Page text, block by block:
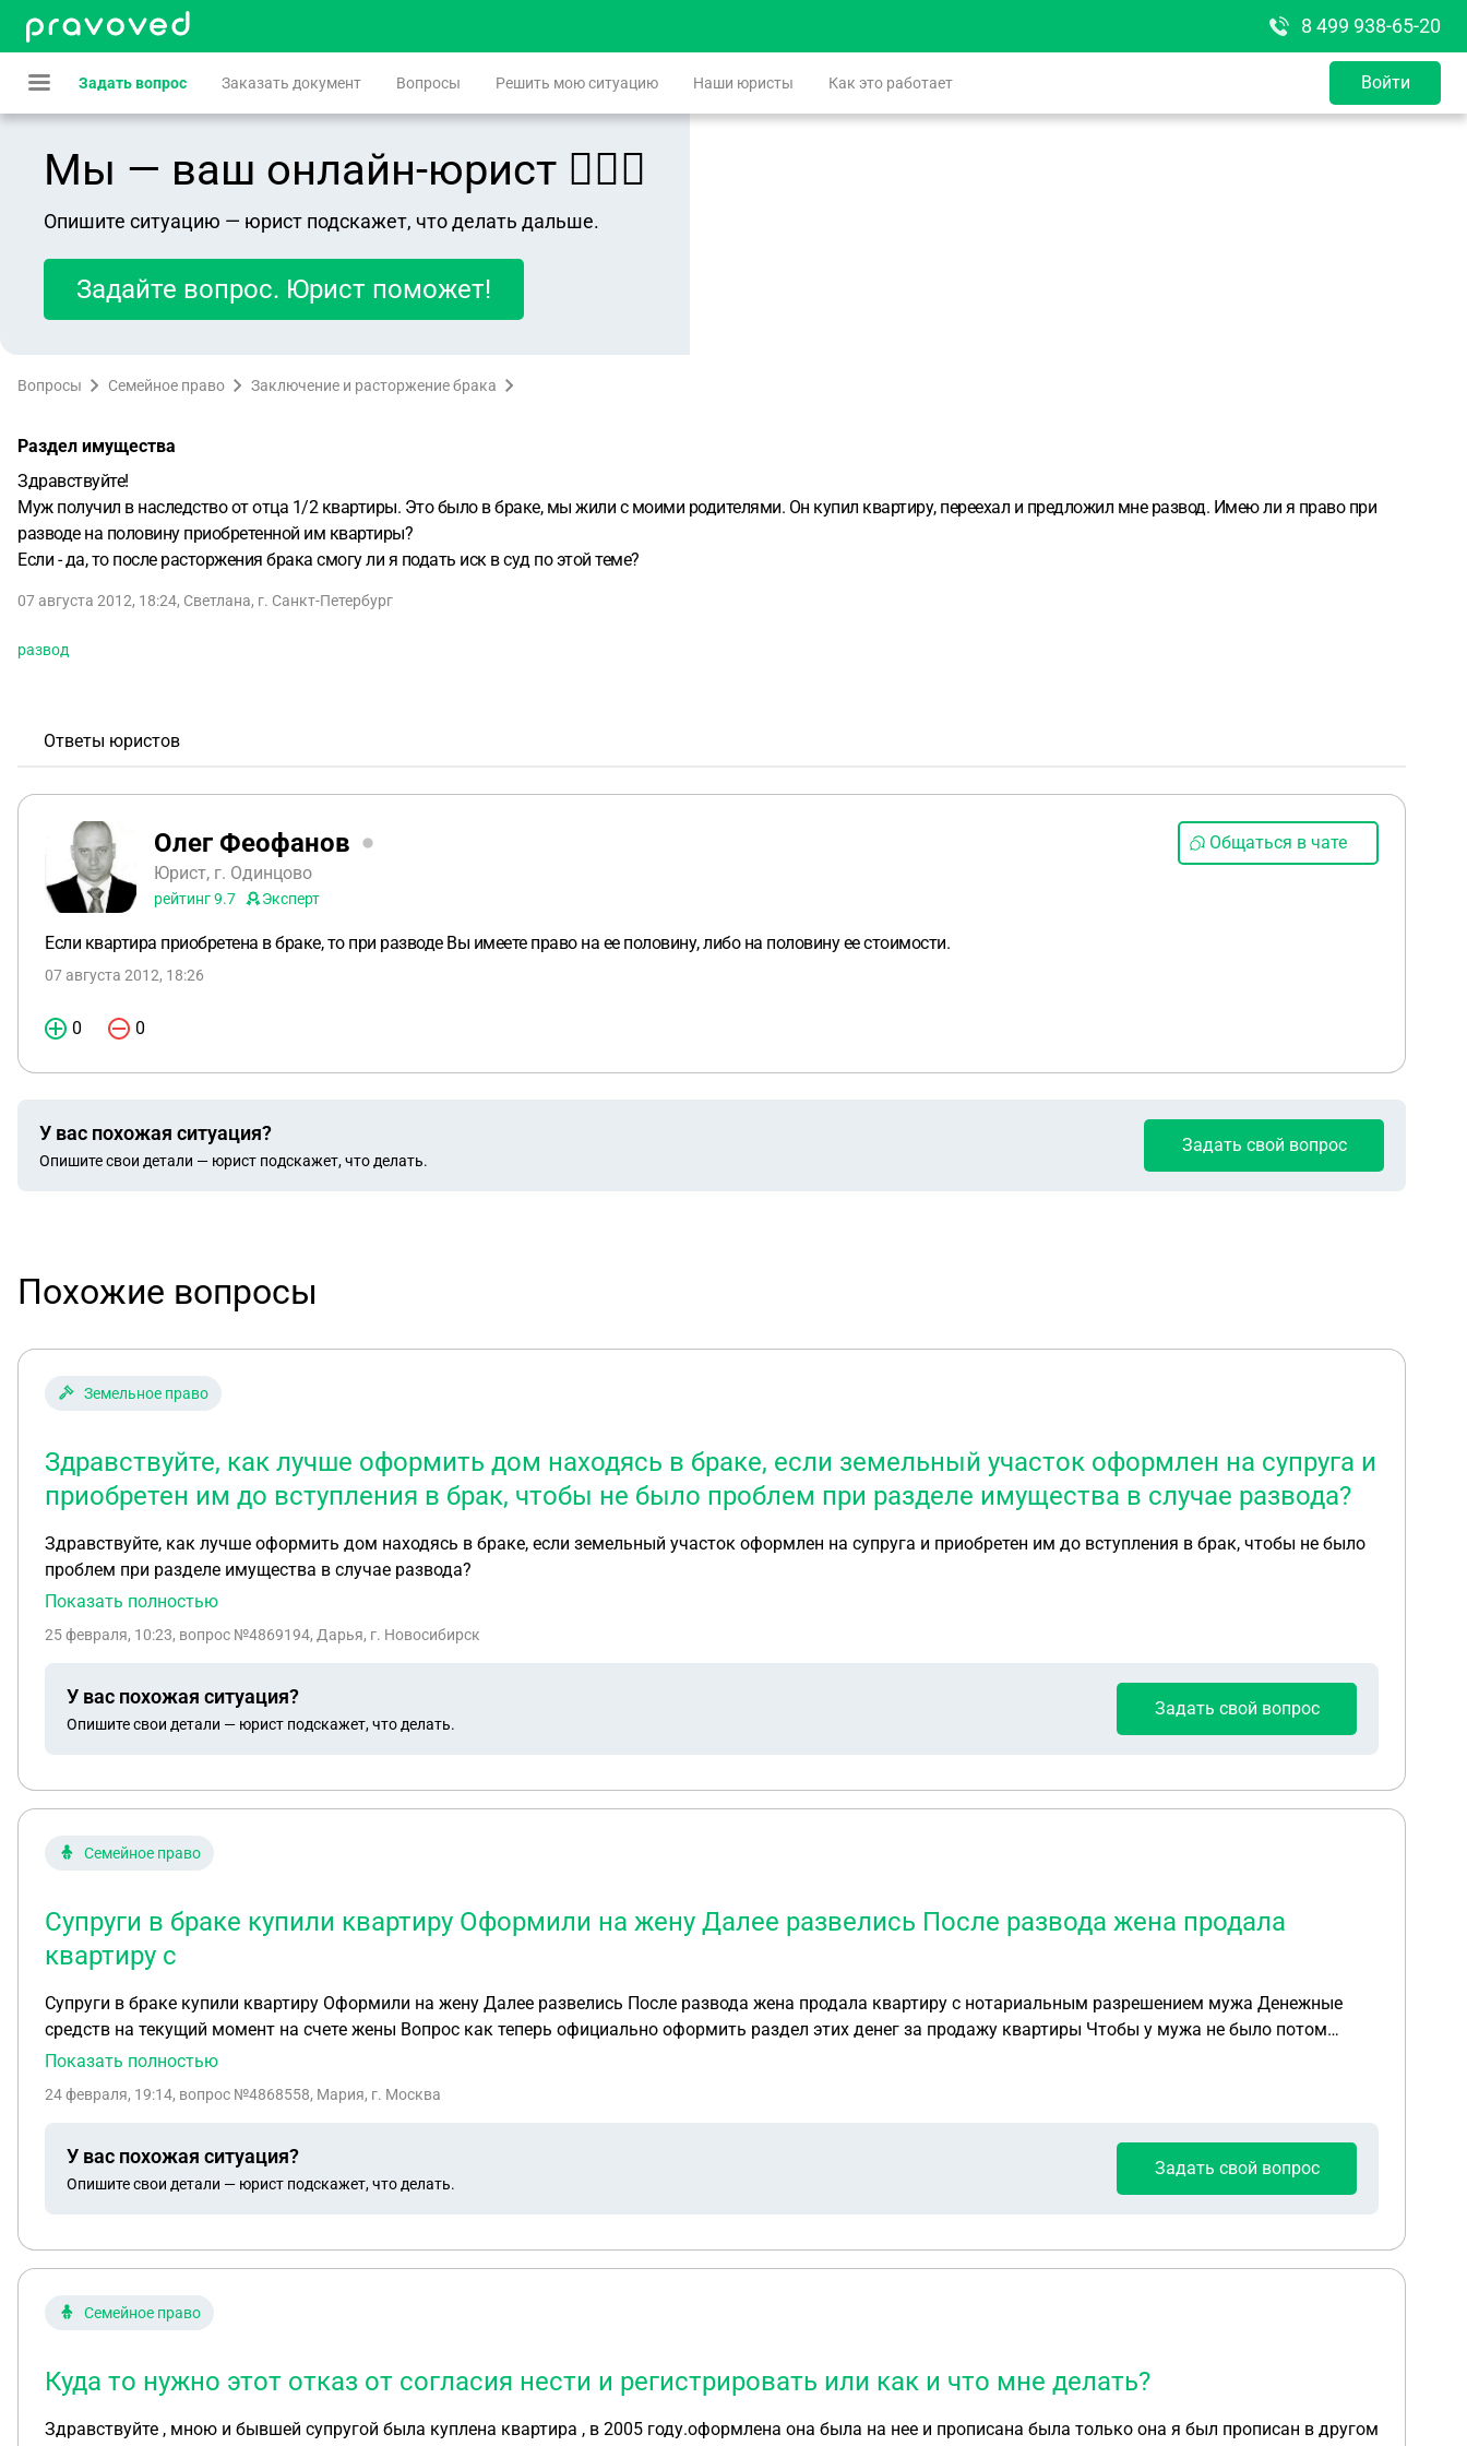
8 499 938-65-20
Задать вопрос Заказать документ Вопросы Решить мою ситуацию Наши юристы Как это работает Войти
Мы — ваш онлайн-юрист 👨🏻‍⚖️
Опишите ситуацию — юрист подскажет, что делать дальше.
Задайте вопрос. Юрист поможет!
Вопросы Семейное право Заключение и расторжение брака
Раздел имущества
Здравствуйте!
Муж получил в наследство от отца 1/2 квартиры. Это было в браке, мы жили с моими родителями. Он купил квартиру, переехал и предложил мне развод. Имею ли я право при
разводе на половину приобретенной им квартиры?
Если - да, то после расторжения брака смогу ли я подать иск в суд по этой теме?
07 августа 2012, 18:24, Светлана, г. Санкт-Петербург
развод
Ответы юристов
Олег Феофанов
Юрист, г. Одинцово
рейтинг9.7 Эксперт
Общаться в чате
Если квартира приобретена в браке, то при разводе Вы имеете право на ее половину, либо на половину ее стоимости.
07 августа 2012, 18:26
0 0
У вас похожая ситуация?
Опишите свои детали — юрист подскажет, что делать.
Задать свой вопрос
Похожие вопросы
Земельное право
Здравствуйте, как лучше оформить дом находясь в браке, если земельный участок оформлен на супруга и
приобретен им до вступления в брак, чтобы не было проблем при разделе имущества в случае развода?
Здравствуйте, как лучше оформить дом находясь в браке, если земельный участок оформлен на супруга и приобретен им до вступления в брак, чтобы не было
проблем при разделе имущества в случае развода?
Показать полностью
25 февраля, 10:23, вопрос №4869194, Дарья, г. Новосибирск
У вас похожая ситуация?
Опишите свои детали — юрист подскажет, что делать.
Задать свой вопрос
Семейное право
Супруги в браке купили квартиру Оформили на жену Далее развелись После развода жена продала
квартиру с
Супруги в браке купили квартиру Оформили на жену Далее развелись После развода жена продала квартиру с нотариальным разрешением мужа Денежные
средств на текущий момент на счете жены Вопрос как теперь официально оформить раздел этих денег за продажу квартиры Чтобы у мужа не было потом
претензий То есть некое соглашение о разделе имущества в виде денег
Показать полностью
24 февраля, 19:14, вопрос №4868558, Мария, г. Москва
У вас похожая ситуация?
Опишите свои детали — юрист подскажет, что делать.
Задать свой вопрос
Семейное право
Куда то нужно этот отказ от согласия нести и регистрировать или как и что мне делать?
Здравствуйте , мною и бывшей супругой была куплена квартира , в 2005 году.оформлена она была на нее и прописана была только она я был прописан в другом